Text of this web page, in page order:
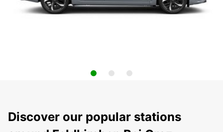
Discover our popular stations